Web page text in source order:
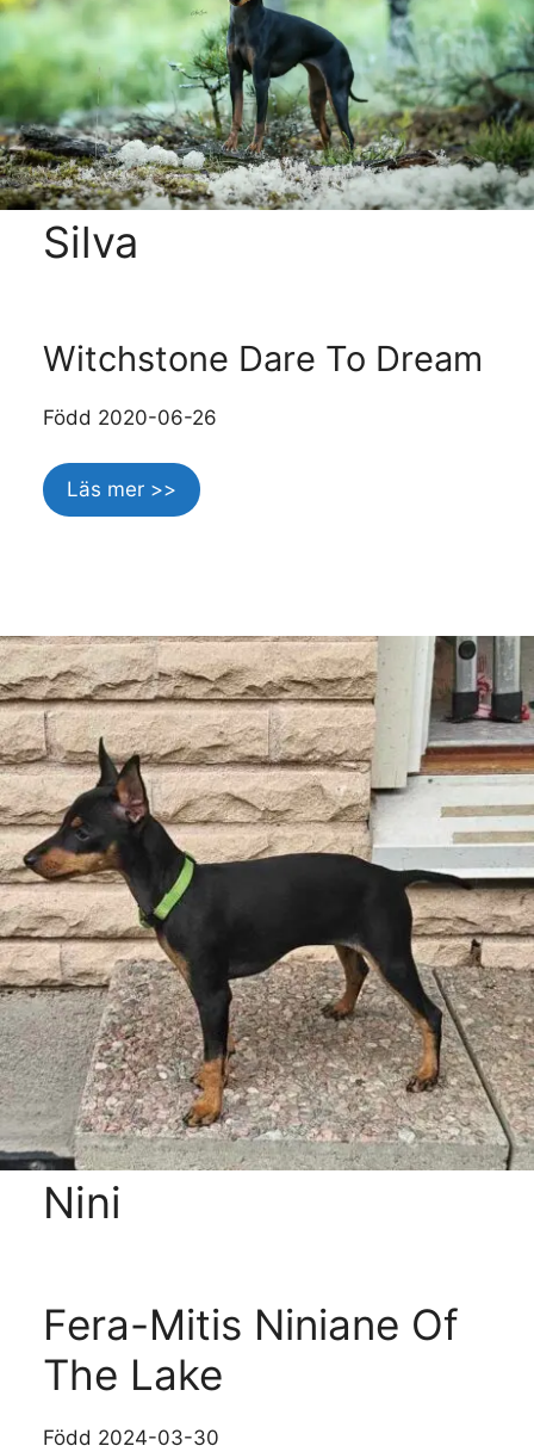
Silva
Witchstone Dare To Dream
Född 2020-06-26
Läs mer >>
Nini
Fera-Mitis Niniane Of
The Lake
Född 2024-03-30